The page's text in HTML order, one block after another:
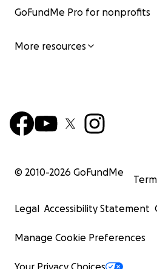
GoFundMe Pro for nonprofits
More resources
© 2010-2026 GoFundMe
Legal Accessibility Statement
Manage Cookie Preferences
Your Privacy Choices